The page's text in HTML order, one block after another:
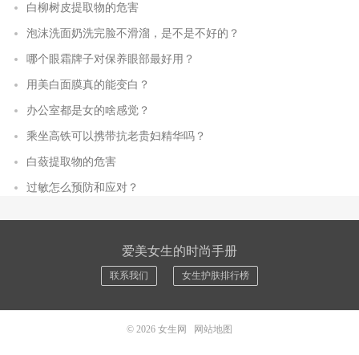
白柳树皮提取物的危害
泡沫洗面奶洗完脸不滑溜，是不是不好的？
哪个眼霜牌子对保养眼部最好用？
用美白面膜真的能变白？
办公室都是女的啥感觉？
乘坐高铁可以携带抗老贵妇精华吗？
白蔹提取物的危害
过敏怎么预防和应对？
爱美女生的时尚手册
联系我们 女生护肤排行榜
© 2026 女生网 网站地图